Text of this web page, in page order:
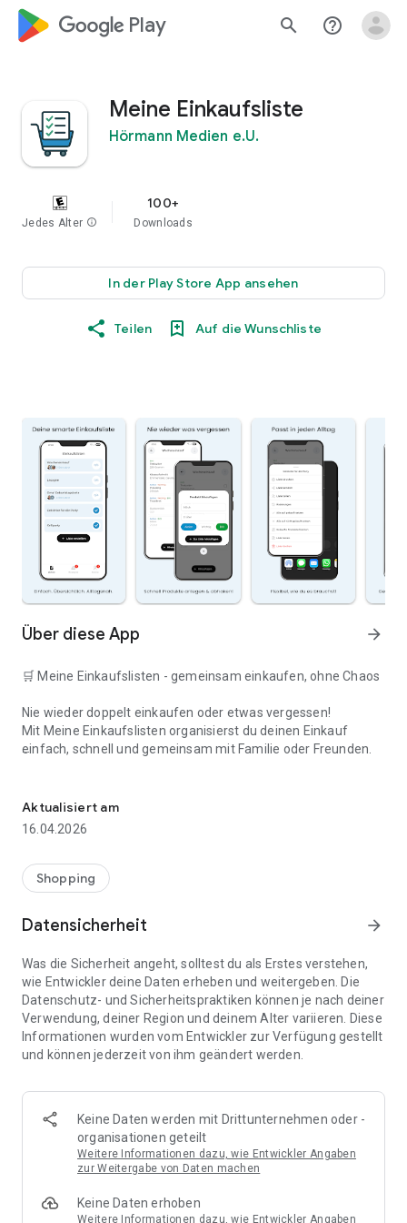
google_logo Play search help_outline
Meine Einkaufsliste
Hörmann Medien e.U.
Jedes Alter info
100+
Downloads
In der Play Store App ansehen
Teilen Auf die Wunschliste
Über diese App arrow_forward
🛒 Meine Einkaufslisten - gemeinsam einkaufen, ohne Chaos
Nie wieder doppelt einkaufen oder etwas vergessen!
Mit Meine Einkaufslisten organisierst du deinen Einkauf
einfach, schnell und gemeinsam mit Familie oder Freunden.
👨‍👩‍👧 Gemeinsame Einkaufslisten in Echtzeit: Alle sehen
⚡ Superschnell & einfach: Liste in Sekunden erstellen und
sofort loslegen.
📱 Immer dabei: Deine Einkaufsliste ist jederzeit auf deinem
🤝 Teilen leicht gemacht: Lade andere ein und erledigt den
Einkauf gemeinsam.
🍳 Zutaten direkt aus Rezepten übernehmen: Importiere
Zutaten von Rezept-Webseiten und verwandle sie
🚀 DEINE VORTEILE IM ALLTAG
* Nie wieder doppelte Einkäufe
* Kein Chaos mehr beim Einkaufen
* Bessere Abstimmung mit Familie & Freunden
* Perfekt für die Essensplanung
Aktualisiert am
16.04.2026
Shopping
Datensicherheit arrow_forward
Was die Sicherheit angeht, solltest du als Erstes verstehen,
wie Entwickler deine Daten erheben und weitergeben. Die
Datenschutz- und Sicherheitspraktiken können je nach deiner
Verwendung, deiner Region und deinem Alter variieren. Diese
Informationen wurden vom Entwickler zur Verfügung gestellt
und können jederzeit von ihm geändert werden.
Keine Daten werden mit Drittunternehmen oder -
organisationen geteilt
Weitere Informationen dazu, wie Entwickler Angaben
zur Weitergabe von Daten machen
Keine Daten erhoben
Weitere Informationen dazu, wie Entwickler Angaben